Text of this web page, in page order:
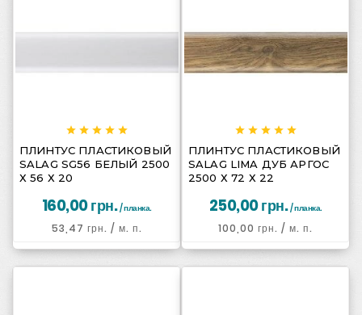
  
    
ПЛИНТУС ПЛАСТИКОВЫЙ
SALAG SG56 БЕЛЫЙ 2500
Х 56 Х 20
160,00 грн. / планка.
53,47 грн. / м. п.
  
    
ПЛИНТУС ПЛАСТИКОВЫЙ
SALAG LIMA ДУБ АРГОС
2500 Х 72 Х 22
250,00 грн. / планка.
100,00 грн. / м. п.